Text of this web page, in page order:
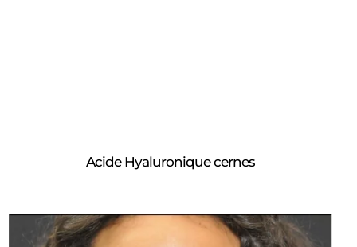
Acide Hyaluronique cernes